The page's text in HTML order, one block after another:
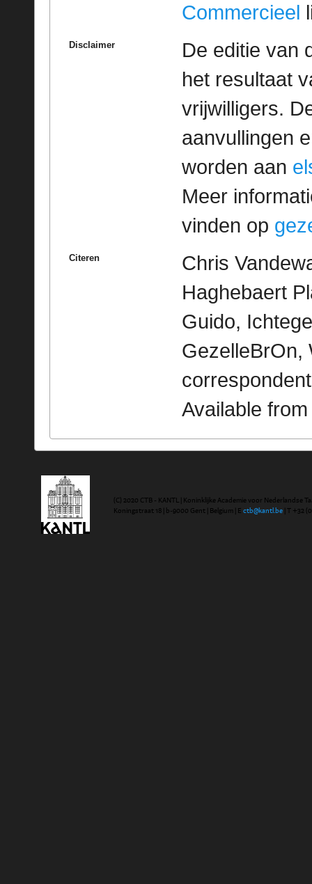
Commercieel
Disclaimer
De editie van
het resultaat
vrijwilligers.
aanvullingen
worden aan
Meer
vinden op
Citeren
Chris
Haghebaert
Guido,
GezelleBrOn,
Available
(C) 2020 CTB - KANTL | Koninklijke Academie voor Nederlandse
Koningstraat 18 | b-9000 Gent | Belgium | E ctb@kantl.be | T +32